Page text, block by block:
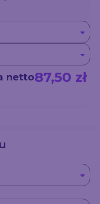
netto87,50 zł